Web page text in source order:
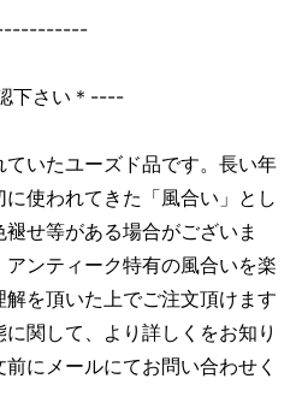
下さい＊----
いたユーズド品です。長い年
使われてきた「風合い」とし
せ等がある場合がございま
ンティーク特有の風合いを楽
を頂いた上でご注文頂けます
関して、より詳しくをお知り
にメールにてお問い合わせく